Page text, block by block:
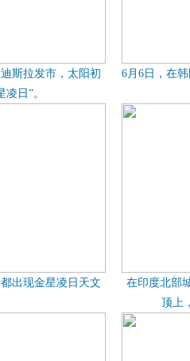
斯拉发市，太阳初
日”。
6月6日，在
出现金星凌日天文
在印度北部
顶上